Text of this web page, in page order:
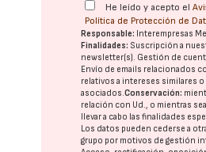
He leído y acepto el
Política de Protección de
Responsable: Interempresas
Finalidades: Suscripción a
newsletter(s). Gestión de
Envío de emails relacionados
relativos a intereses similares o
asociados.Conservación:
relación con Ud., o mientras
llevar a cabo las finalidades
Los datos pueden cederse a
grupo por motivos de gestión